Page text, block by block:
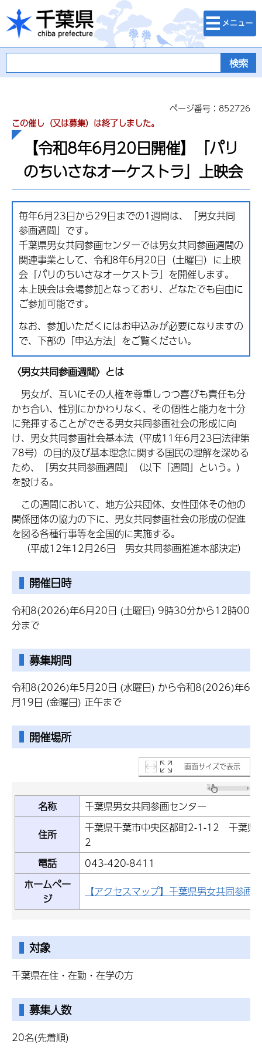
千葉県
検索・メニュ
ー
ページ番号：852726
この催し（又は募集）は終了しました。
【令和8年6月20日開催】「パリ
のちいさなオーケストラ」上映会
毎年6月23日から29日までの1週間は、「男女共同
参画週間」です。
千葉県男女共同参画センターでは男女共同参画週間の
関連事業として、令和8年6月20日（土曜日）に上映
会「パリのちいさなオーケストラ」を開催します。
本上映会は会場参加となっており、どなたでも自由に
ご参加可能です。
なお、参加いただくにはお申込みが必要になりますの
で、下部の「申込方法」をご覧ください。
〈男女共同参画週間〉とは
男女が、互いにその人権を尊重しつつ喜びも責任も分
かち合い、性別にかかわりなく、その個性と能力を十分
に発揮することができる男女共同参画社会の形成に向
け、男女共同参画社会基本法（平成11年6月23日法律第
78号）の目的及び基本理念に関する国民の理解を深める
ため、「男女共同参画週間」（以下「週間」という。）
を設ける。
この週間において、地方公共団体、女性団体その他の
関係団体の協力の下に、男女共同参画社会の形成の促進
を図る各種行事等を全国的に実施する。
（平成12年12月26日 男女共同参画推進本部決定）
開催日時
令和8(2026)年6月20日 (土曜日) 9時30分から12時00
分まで
募集期間
令和8(2026)年5月20日 (水曜日) から令和8(2026)年6
月19日 (金曜日) 正午まで
開催場所
画面サイズで表示
名称
千葉県男女共同参画センター
住所
千葉県千葉市中央区都町2-1-12 千葉
2
電話
043-420-8411
ホームペー
ジ
【アクセスマップ】千葉県男女共同参画
対象
千葉県在住・在勤・在学の方
募集人数
20名(先着順)